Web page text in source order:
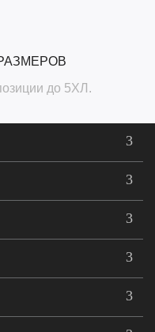
до 5ХЛ.